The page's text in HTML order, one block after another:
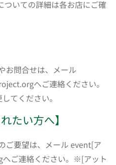
ついての詳細は各お店にご確
お問合せは、メール
へご連絡ください。
てください。
たい方へ】
ご要望は、メール event[ア
ご連絡ください。※[アット